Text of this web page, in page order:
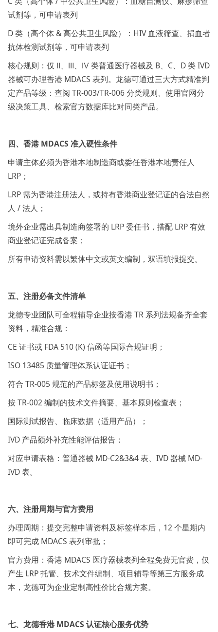
试剂等，可申请表列
D 类（高个体 & 高公共卫生风险）：HIV 血液筛查、捐血者
抗体检测试剂等，可申请表列
核心规则：仅 Ⅱ、Ⅲ、Ⅳ 类普通医疗器械及 B、C、D 类 IVD
器械可办理香港 MDACS 表列。龙德可通过三大方式精准判
定产品等级：查阅 TR-003/TR-006 分类规则、使用官网分
级决策工具、检索官方数据库比对同类产品。
四、香港 MDACS 准入硬性条件
申请主体必须为香港本地制造商或委任香港本地责任人
LRP；
LRP 需为香港注册法人，或持有香港商业登记证的合法自然
人 / 法人；
境外企业需出具制造商签署的 LRP 委任书，搭配 LRP 有效
商业登记证完成备案；
所有申请资料需以繁体中文或英文编制，双语填报提交。
五、注册必备文件清单
龙德专业团队可全程辅导企业按香港 TR 系列法规备齐全套
资料，精准合规：
CE 证书或 FDA 510 (K) 信函等国际合规证明；
ISO 13485 质量管理体系认证证书；
符合 TR-005 规范的产品标签及使用说明书；
按 TR-002 编制的技术文件摘要、基本原则检查表；
国际测试报告、临床数据（适用产品）；
IVD 产品额外补充性能评估报告；
对应申请表格：普通器械 MD-C2&3&4 表、IVD 器械 MD-
IVD 表。
六、注册周期与官方费用
办理周期：提交完整申请资料及标签样本后，12 个星期内
即可完成 MDACS 表列审批；
官方费用：香港 MDACS 医疗器械表列全程免费无官费，仅
产生 LRP 托管、技术文件编制、项目辅导等第三方服务成
本，龙德可为企业定制高性价比合规方案。
七、龙德香港 MDACS 认证核心服务优势